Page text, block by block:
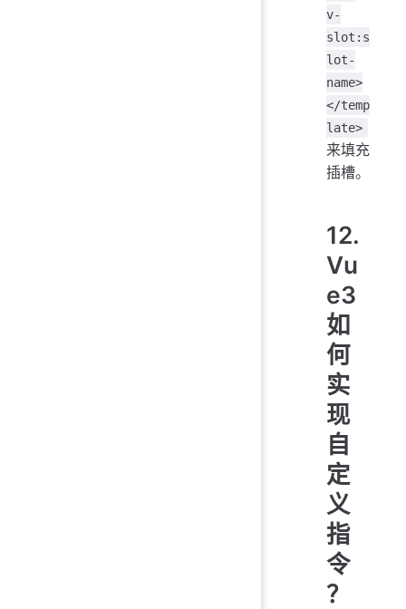
v-
slot:s
lot-
name>
</temp
late>
来填充
插槽。
12.
Vu
e3
如
何
实
现
自
定
义
指
令
？